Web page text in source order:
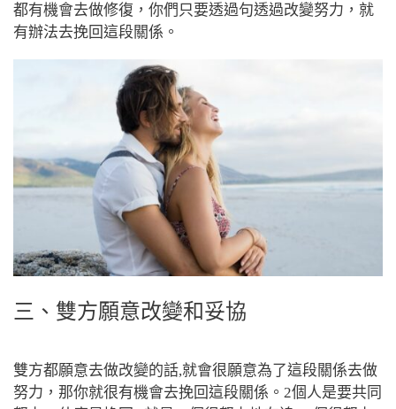
都有機會去做修復，你們只要透過句透過改變努力，就
有辦法去挽回這段關係。
三、雙方願意改變和妥協
雙方都願意去做改變的話,就會很願意為了這段關係去做
努力，那你就很有機會去挽回這段關係。2個人是要共同